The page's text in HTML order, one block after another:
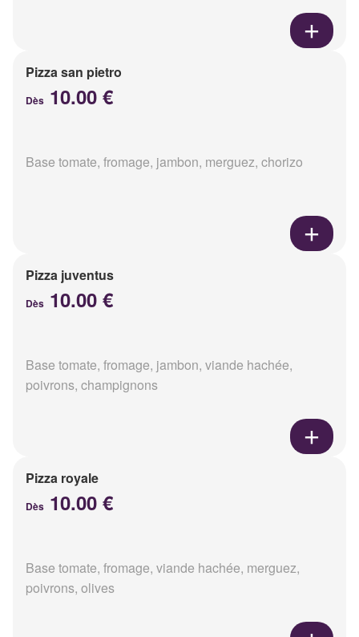
Pizza san pietro
Dès 10.00 €
Base tomate, fromage, jambon, merguez, chorizo
Pizza juventus
Dès 10.00 €
Base tomate, fromage, jambon, viande hachée,
poivrons, champignons
Pizza royale
Dès 10.00 €
Base tomate, fromage, viande hachée, merguez,
poivrons, olives